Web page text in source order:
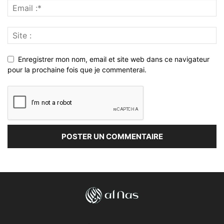
Enregistrer mon nom, email et site web dans ce navigateur
pour la prochaine fois que je commenterai.